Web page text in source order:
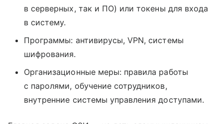
в серверных, так и ПО) или токены для входа
в систему.
Программы: антивирусы, VPN, системы
шифрования.
Организационные меры: правила работы
с паролями, обучение сотрудников,
внутренние системы управления доступами.